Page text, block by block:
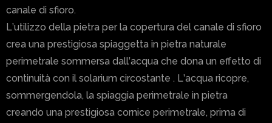
canale di sfioro.
L’utilizzo della pietra per la copertura del canale di sfioro
crea una prestigiosa spiaggetta in pietra naturale
perimetrale sommersa dall’acqua che dona un effetto di
continuità con il solarium circostante . L’acqua ricopre,
sommergendola, la spiaggia perimetrale in pietra
creando una prestigiosa cornice perimetrale, prima di